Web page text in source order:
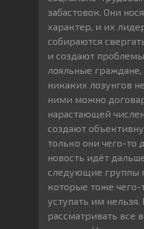
забастовок. Они
характер, и их
собираются
и создают проблемы
лояльные
никаких лозунгов
ними можно
нарастающей
создают
только они чего-то
новость идёт
следующие группы
которые тоже чего-
уступать им
рассматривать все